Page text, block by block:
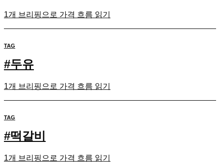
1개 브리핑으로 가격 흐름 읽기
TAG
#두유
1개 브리핑으로 가격 흐름 읽기
TAG
#떡갈비
1개 브리핑으로 가격 흐름 읽기